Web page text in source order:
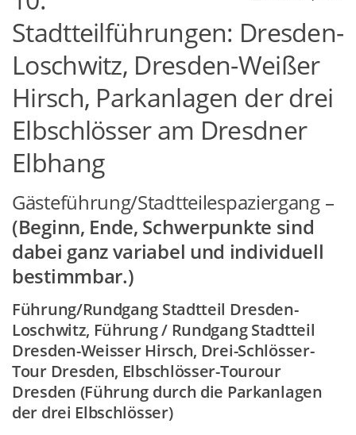
Stadtteilführungen: Dresden-
Loschwitz, Dresden-Weißer
Hirsch, Parkanlagen der drei
Elbschlösser am Dresdner
Elbhang
Gästeführung/Stadtteilespaziergang –
(Beginn, Ende, Schwerpunkte sind
dabei ganz variabel und individuell
bestimmbar.)
Führung/Rundgang Stadtteil Dresden-
Loschwitz, Führung / Rundgang Stadtteil
Dresden-Weisser Hirsch, Drei-Schlösser-
Tour Dresden, Elbschlösser-Tourour
Dresden (Führung durch die Parkanlagen
der drei Elbschlösser)